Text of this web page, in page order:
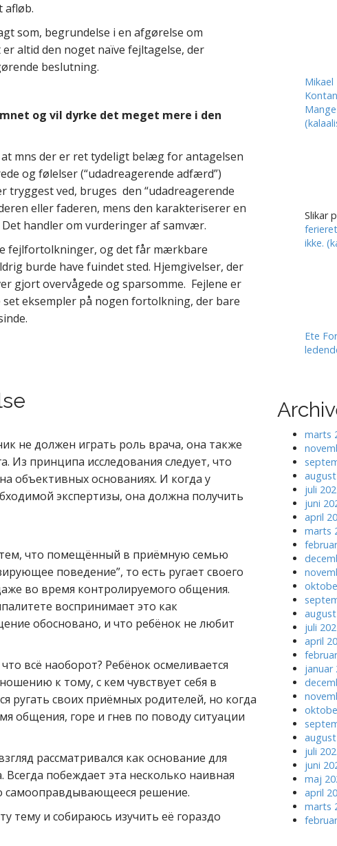
afløb.
som, begrundelse i en afgørelse om
altid den noget naïve fejltagelse, der
beslutning.
og vil dyrke det meget mere i den
mns der er ret tydeligt belæg for antagelsen
og følelser (“udadreagerende adfærd”)
tryggest ved, bruges den “udadreagerende
eller faderen, mens den karakteriserer en
handler om vurderinger af samvær.
fejlfortolkninger, og det får mærkbare
burde have fuindet sted. Hjemgivelser, der
gjort overvågede og sparsomme. Fejlene er
eksempler på nogen fortolkning, der bare
не должен играть роль врача, она также
Из принципа исследования следует, что
объективных основаниях. И когда у
экспертизы, она должна получить
тем, что помещённый в приёмную семью
поведение”, то есть ругает своего
во время контролируемого общения.
воспринимает это как
обосновано, и что ребёнок не любит
всё наоборот? Ребёнок осмеливается
к тому, с кем чувствует себя в
ругать своих приёмных родителей, но когда
общения, горе и гнев по поводу ситуации
рассматривался как основание для
побеждает эта несколько наивная
решение.
тему и собираюсь изучить её гораздо
Slikar
ikke.
Ete
marts
juli
juni
april
marts
juli
april
januar
juli
juni
maj
april
marts